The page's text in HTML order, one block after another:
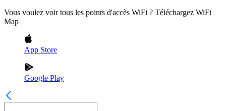
Vous voulez voir tous les points d'accès WiFi ? Téléchargez WiFi
Map
App Store
Google Play